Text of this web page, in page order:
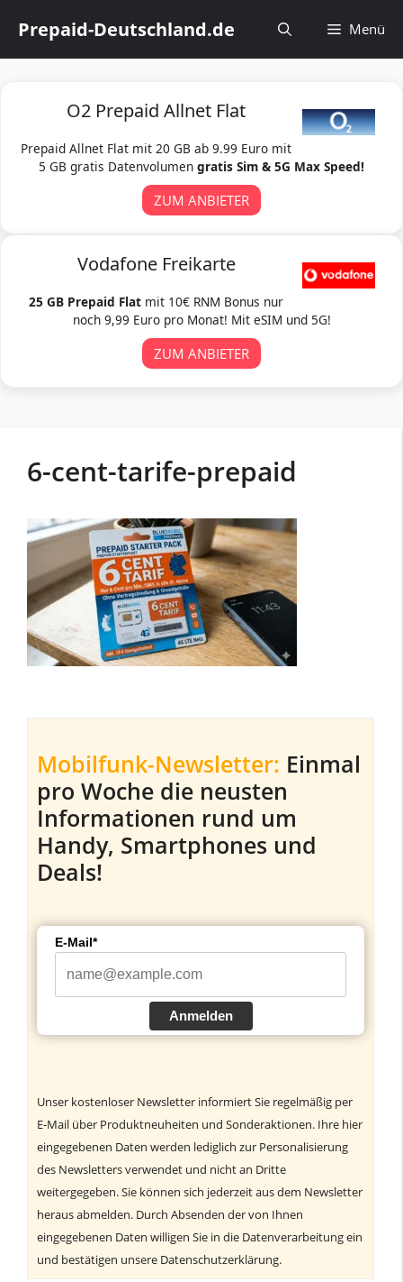
Inhalt
springen
Prepaid-Deutschland.de Menü
O2 Prepaid Allnet Flat
Prepaid Allnet Flat mit 20 GB ab 9.99 Euro mit
5 GB gratis Datenvolumen gratis Sim & 5G Max Speed!
ZUM ANBIETER
Vodafone Freikarte
25 GB Prepaid Flat mit 10€ RNM Bonus nur
noch 9,99 Euro pro Monat! Mit eSIM und 5G!
ZUM ANBIETER
6-cent-tarife-prepaid
Mobilfunk-Newsletter: Einmal
pro Woche die neusten
Informationen rund um
Handy, Smartphones und
Deals!
E-Mail*
Anmelden
Unser kostenloser Newsletter informiert Sie regelmäßig per
E-Mail über Produktneuheiten und Sonderaktionen. Ihre hier
eingegebenen Daten werden lediglich zur Personalisierung
des Newsletters verwendet und nicht an Dritte
weitergegeben. Sie können sich jederzeit aus dem Newsletter
heraus abmelden. Durch Absenden der von Ihnen
eingegebenen Daten willigen Sie in die Datenverarbeitung ein
und bestätigen unsere Datenschutzerklärung.